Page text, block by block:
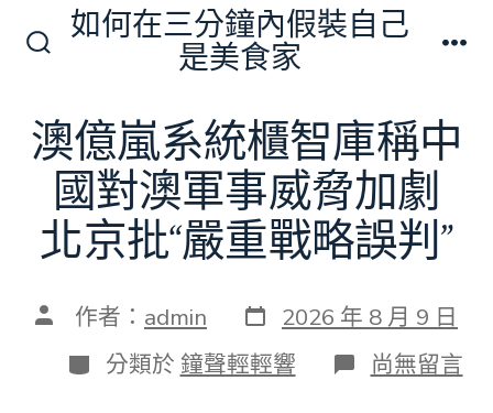
切
換
開
關
如何在三分鐘內假裝自己
是美食家
澳億嵐系統櫃智庫稱中
國對澳軍事威脅加劇
北京批“嚴重戰略誤判”
文 作者： admin 發
表
日
期
2026 年 8 月 9 日
分
類
分類於 鐘聲輕輕響 在
〈澳
尚無留言